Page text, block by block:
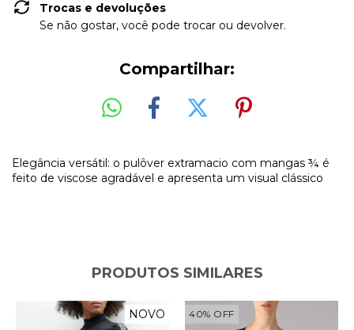
Trocas e devoluções
Se não gostar, você pode trocar ou devolver.
Compartilhar:
Elegância versátil: o pulôver extramacio com mangas ¾ é
feito de viscose agradável e apresenta um visual clássico
PRODUTOS SIMILARES
NOVO 40% OFF